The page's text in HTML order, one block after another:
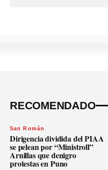
RECOMENDADO
San Román
Dirigencia dividida del PIAA
se pelean por “Ministroll”
Arnillas que denigro
protestas en Puno